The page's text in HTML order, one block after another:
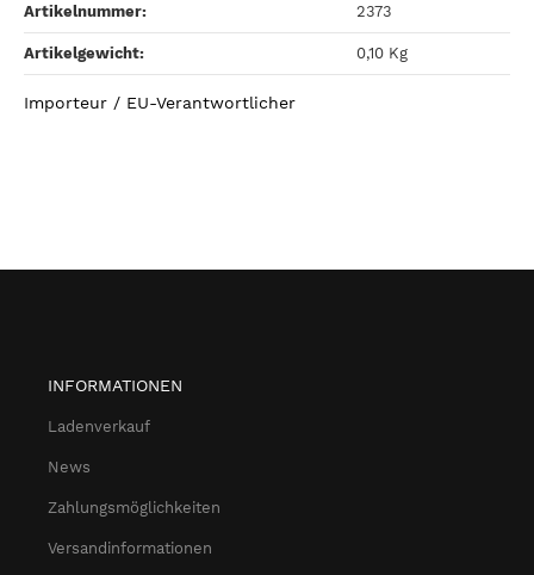
Artikelnummer: 2373
Artikelgewicht‍: 0,10 Kg
Importeur / EU-Verantwortlicher
INFORMATIONEN
Ladenverkauf
News
Zahlungsmöglichkeiten
Versandinformationen